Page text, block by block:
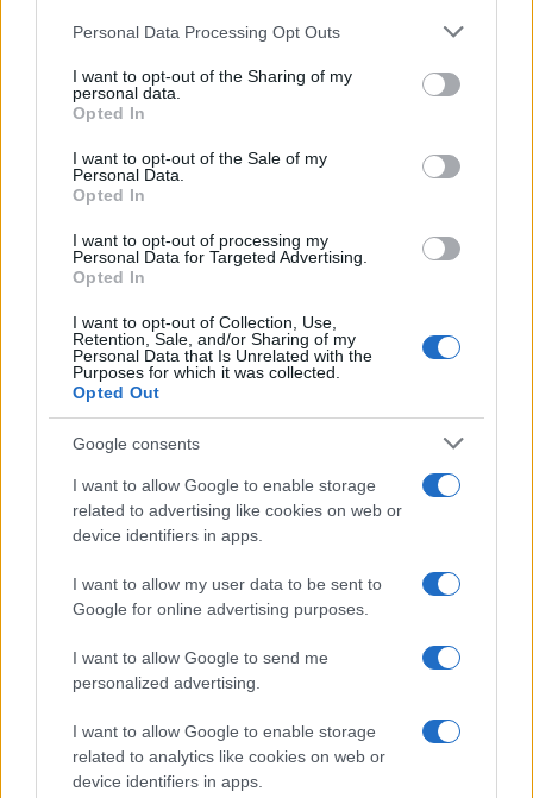
Please note that this website/app uses one or more Google
not limited to your visit or usage behaviour. You may click to
grant or deny consent to Google and its third-party tags to
use your data for below specified purposes in below Google
consent section.
Personal Data Processing Opt Outs
I want to opt-out of the Sharing of my
personal data.
Opted In
I want to opt-out of the Sale of my
Personal Data.
Opted In
I want to opt-out of processing my
Personal Data for Targeted Advertising.
Opted In
I want to opt-out of Collection, Use,
Retention, Sale, and/or Sharing of my
Personal Data that Is Unrelated with the
Purposes for which it was collected.
Opted Out
Google consents
I want to allow Google to enable storage
related to advertising like cookies on web or
device identifiers in apps.
I want to allow my user data to be sent to
Google for online advertising purposes.
I want to allow Google to send me
personalized advertising.
I want to allow Google to enable storage
related to analytics like cookies on web or
device identifiers in apps.
Ευρωπαϊκό Κορασίδων Β'
Κατηγορίας: Πρεμιέρα με
νίκη για Δανία και Ισλανδία -
Το πανόραμα
στοιχήματα σε low & non
Metlen: Ρεκόρ EBITDA στο α' εξάμηνο, στα 550 εκατ. ευρώ –